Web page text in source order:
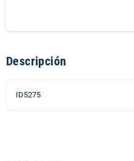
Descripción
ID5275